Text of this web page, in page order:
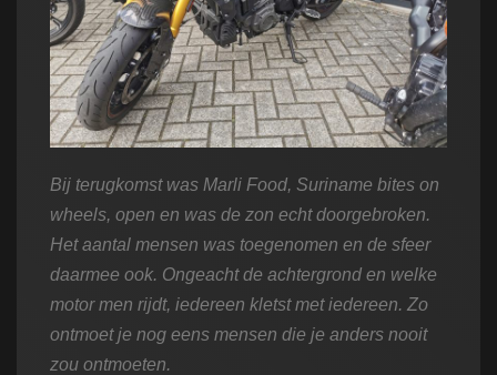
Bij terugkomst was Marli Food, Suriname bites on
wheels, open en was de zon echt doorgebroken.
Het aantal mensen was toegenomen en de sfeer
daarmee ook. Ongeacht de achtergrond en welke
motor men rijdt, iedereen kletst met iedereen. Zo
ontmoet je nog eens mensen die je anders nooit
zou ontmoeten.